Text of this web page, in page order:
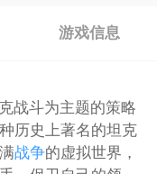
游戏信息
战斗为主题的策略
历史上著名的坦克
战争的虚拟世界，